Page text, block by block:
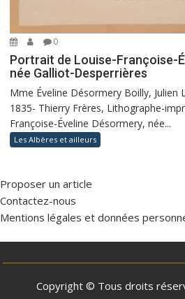
0
Portrait de Louise-Françoise-
née Galliot-Desperrières
Mme Éveline Désormery Boilly, Julien
1835- Thierry Frères, Lithographe-
Françoise-Éveline Désormery, née...
Les Albères et ailleurs
Proposer un article
Contactez-nous
Mentions légales et données
Copyright © Tous droits